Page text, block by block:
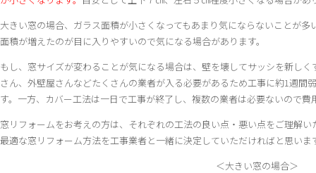
大きい窓の場合、ガラス面積が小さくなってもあまり気にならないことが
面積が増えたのが目に入りやすいので気になる場合があります。
もし、窓サイズが変わることが気になる場合は、壁を壊してサッシを新し
さん、外壁屋さんなどたくさんの業者が入る必要があるため工事に約1週間
す。一方、カバー工法は一日で工事が終了し、複数の業者は必要ないので費
窓リフォームをお考えの方は、それぞれの工法の良い点・悪い点をご理解い
最適な窓リフォーム方法を工事業者と一緒に決定していただければと思いま
＜大きい窓の場合＞